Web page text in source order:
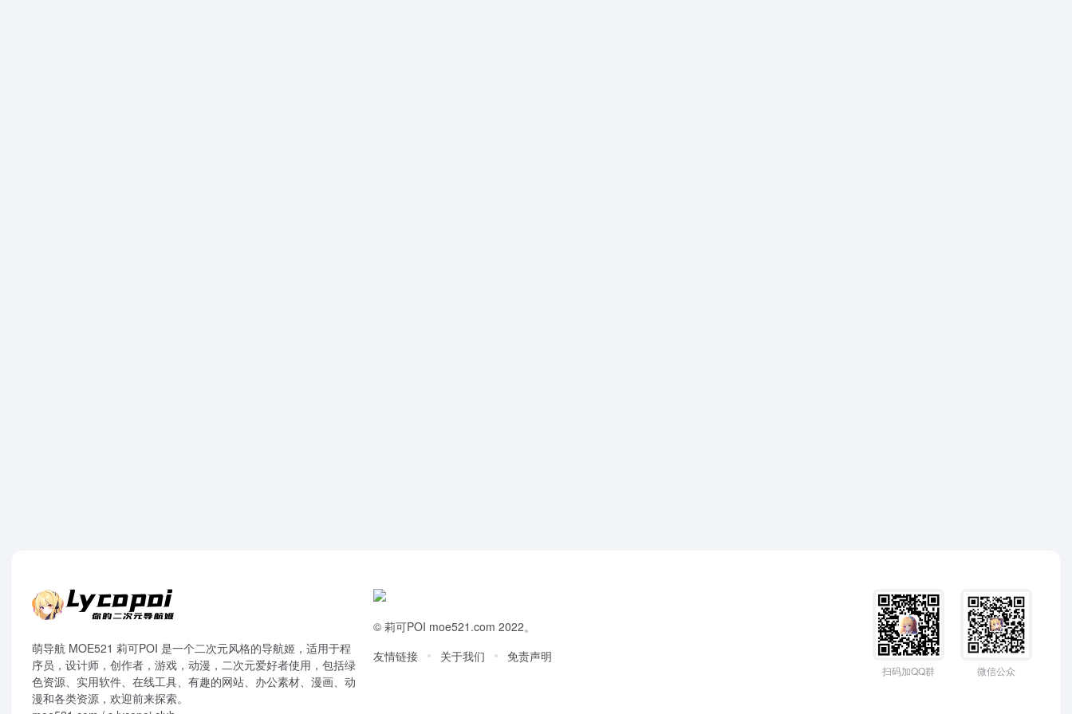
萌导航 MOE521 莉可POI 是一个二次元风格的导航姬，适用于程
序员，设计师，创作者，游戏，动漫，二次元爱好者使用，包括绿
色资源、实用软件、在线工具、有趣的网站、办公素材、漫画、动
漫和各类资源，欢迎前来探索。
© 莉可POI moe521.com 2022。
友情链接
关于我们 免责声明
扫码加QQ群 微信公众